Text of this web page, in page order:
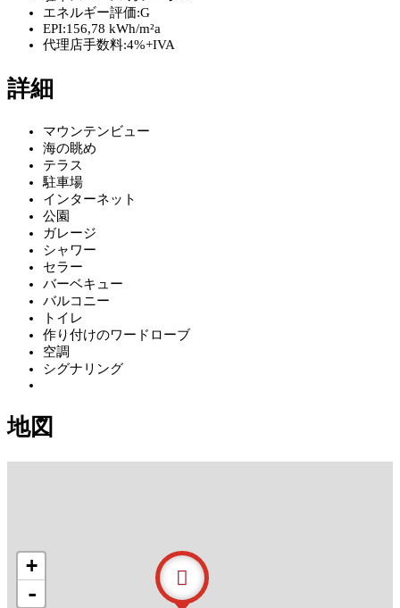
エネルギー評価:G
EPI:156,78 kWh/m²a
代理店手数料:4%+IVA
詳細
マウンテンビュー
海の眺め
テラス
駐車場
インターネット
公園
ガレージ
シャワー
セラー
バーベキュー
バルコニー
トイレ
作り付けのワードローブ
空調
シグナリング
地図
+
-